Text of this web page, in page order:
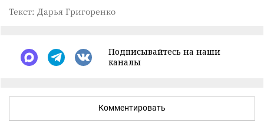
Текст: Дарья Григоренко
Подписывайтесь на наши
каналы
Комментировать